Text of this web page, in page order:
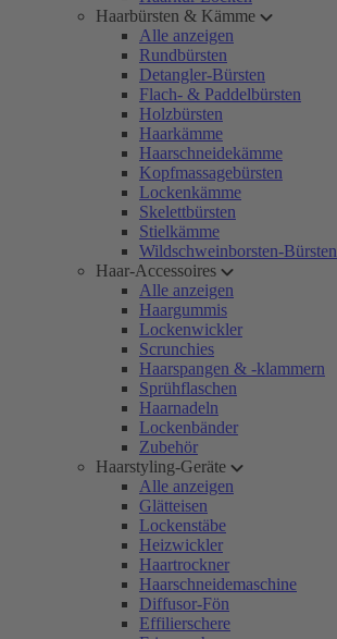
Haarbürsten & Kämme
Alle anzeigen
Rundbürsten
Detangler-Bürsten
Flach- & Paddelbürsten
Holzbürsten
Haarkämme
Haarschneidekämme
Kopfmassagebürsten
Lockenkämme
Skelettbürsten
Stielkämme
Wildschweinborsten-Bürsten
Haar-Accessoires
Alle anzeigen
Haargummis
Lockenwickler
Scrunchies
Haarspangen & -klammern
Sprühflaschen
Haarnadeln
Lockenbänder
Zubehör
Haarstyling-Geräte
Alle anzeigen
Glätteisen
Lockenstäbe
Heizwickler
Haartrockner
Haarschneidemaschine
Diffusor-Fön
Effilierschere